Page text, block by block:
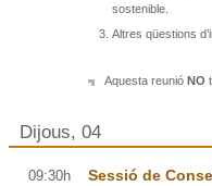
sostenible.
Altres qüestions
Aquesta reunióNO
Dijous, 04
09:30h Sessió de